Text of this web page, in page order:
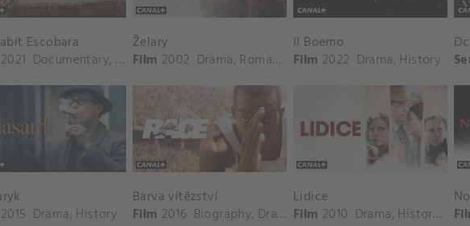
Escobara
2021 Documentary, History
Želary
Film 2002 Drama, Romance ,History,War
Il Boemo
Film 2022 Drama, History
2015 Drama, History
Barva vítězství
Film 2016 Biography, Drama ,History
Lidice
Film 2010 Drama, History , War